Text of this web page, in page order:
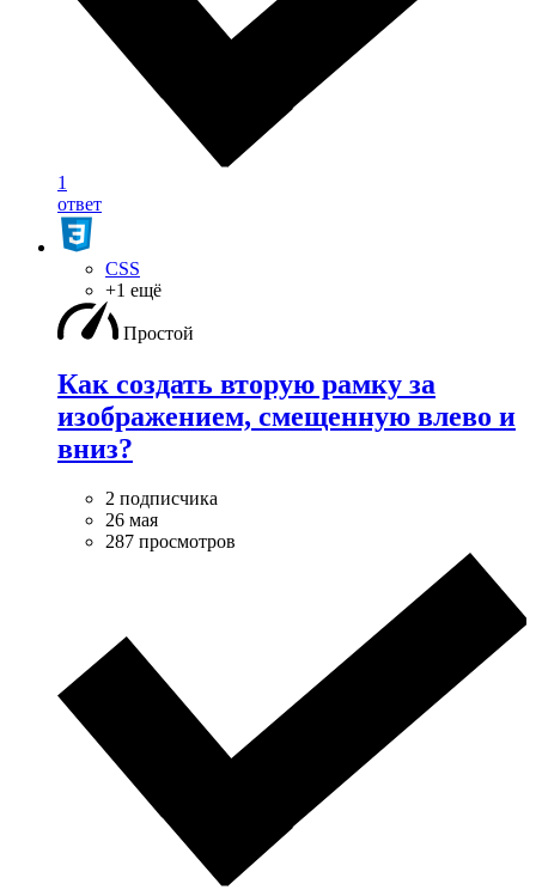
1
ответ
CSS
+1 ещё
Простой
Как создать вторую рамку за
изображением, смещенную влево и
вниз?
2 подписчика
26 мая
287 просмотров